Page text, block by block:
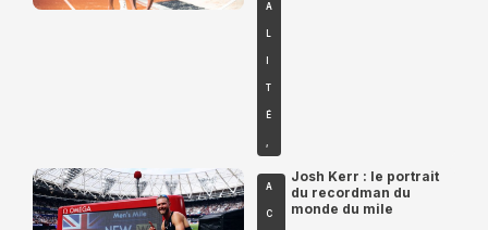
A
L
T
É
,
A
C
Josh Kerr : le portrait
du recordman du
monde du mile